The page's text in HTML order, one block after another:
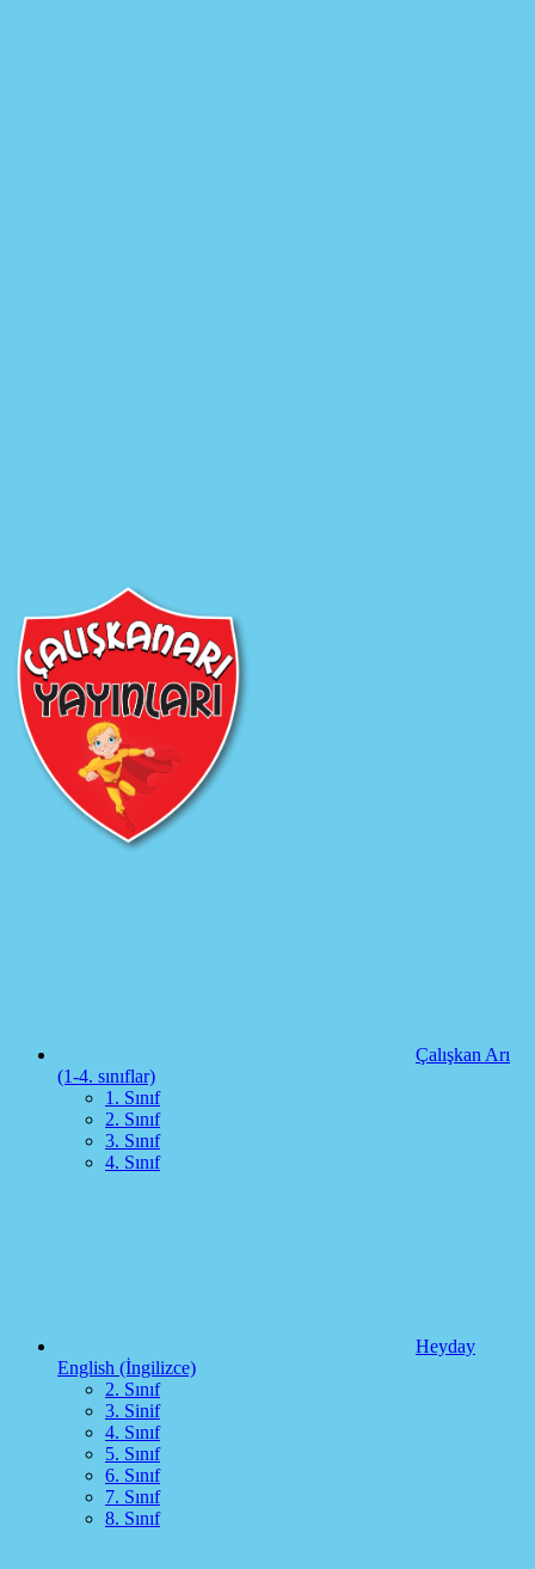
Çalışkan Arı
(1-4. sınıflar)
1. Sınıf
2. Sınıf
3. Sınıf
4. Sınıf
Heyday
English (İngilizce)
2. Sınıf
3. Sinif
4. Sınıf
5. Sınıf
6. Sınıf
7. Sınıf
8. Sınıf